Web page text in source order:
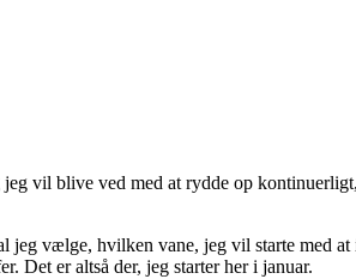
vil blive ved med at rydde op
jeg vælge, hvilken vane, jeg vil starte med
Det er altså der, jeg starter her i januar.